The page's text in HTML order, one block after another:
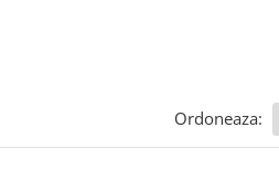
Ordoneaza: